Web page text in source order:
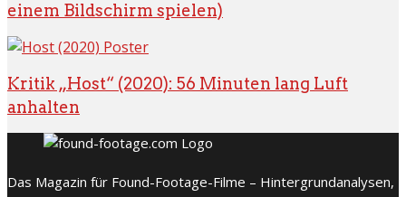
einem Bildschirm spielen)
Kritik „Host“ (2020): 56 Minuten lang Luft
anhalten
Das Magazin für Found-Footage-Filme – Hintergrundanalysen,